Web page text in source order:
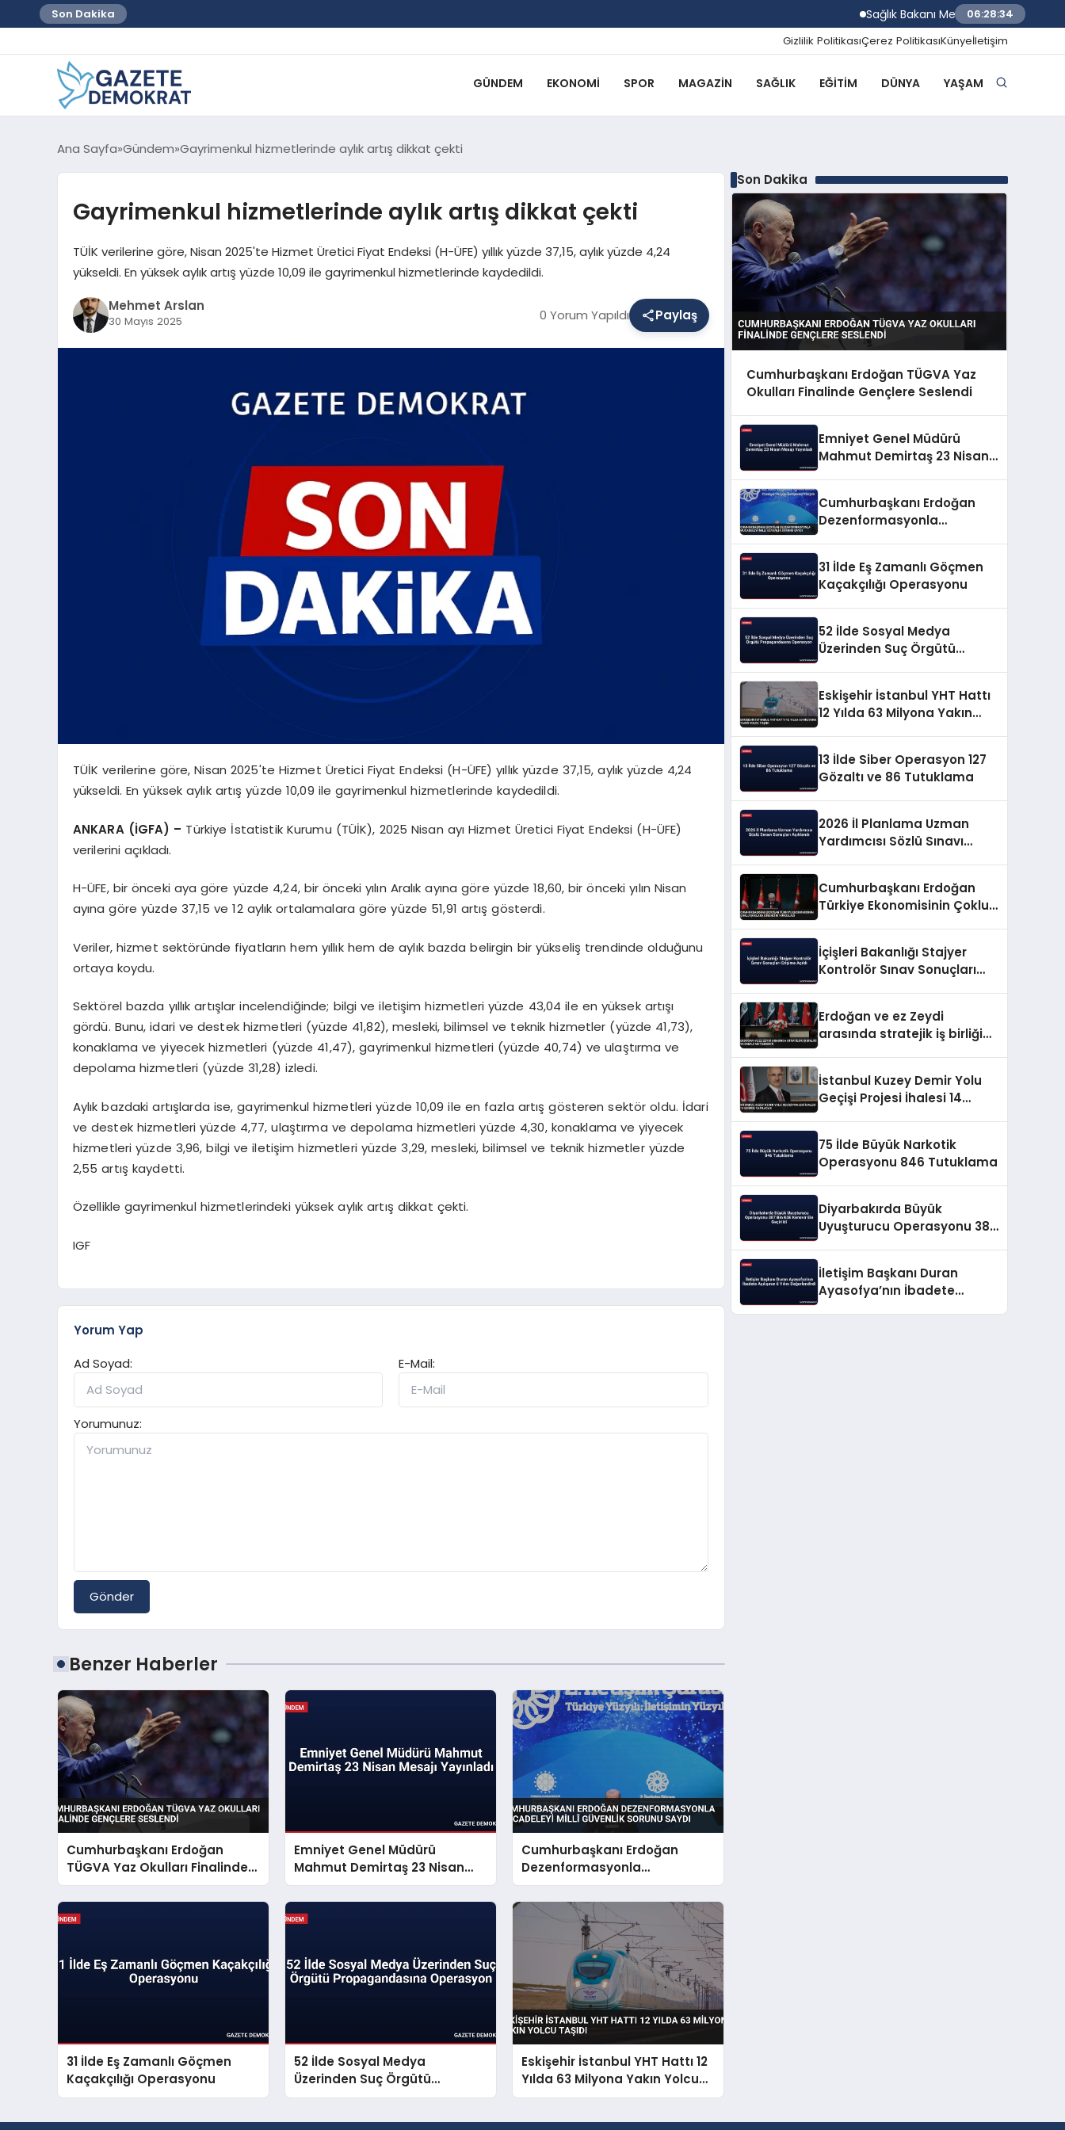
Son Dakika Sağlık Bakanı Memişoğlu Trabzon Şehir
06:28:35
Gizlilik PolitikasıÇerez PolitikasıKünyeİletişim
GÜNDEM EKONOMI SPOR MAGAZIN SAĞLIK EĞITIM DÜNYA YAŞAM
Ana Sayfa Gündem Gayrimenkul hizmetlerinde aylık artış dikkat çekti
Gayrimenkul hizmetlerinde aylık artış dikkat çekti
TÜİK verilerine göre, Nisan 2025'te Hizmet Üretici Fiyat Endeksi (H-ÜFE) yıllık yüzde 37,15, aylık yüzde 4,24
yükseldi. En yüksek aylık artış yüzde 10,09 ile gayrimenkul hizmetlerinde kaydedildi.
Mehmet Arslan
30 Mayıs 2025 0 Yorum Yapıldı Paylaş
TÜİK verilerine göre, Nisan 2025'te Hizmet Üretici Fiyat Endeksi (H-ÜFE) yıllık yüzde 37,15, aylık yüzde 4,24
yükseldi. En yüksek aylık artış yüzde 10,09 ile gayrimenkul hizmetlerinde kaydedildi.
ANKARA (İGFA) – Türkiye İstatistik Kurumu (TÜİK), 2025 Nisan ayı Hizmet Üretici Fiyat Endeksi (H-ÜFE)
verilerini açıkladı.
H-ÜFE, bir önceki aya göre yüzde 4,24, bir önceki yılın Aralık ayına göre yüzde 18,60, bir önceki yılın Nisan
ayına göre yüzde 37,15 ve 12 aylık ortalamalara göre yüzde 51,91 artış gösterdi.
Veriler, hizmet sektöründe fiyatların hem yıllık hem de aylık bazda belirgin bir yükseliş trendinde olduğunu
ortaya koydu.
Sektörel bazda yıllık artışlar incelendiğinde; bilgi ve iletişim hizmetleri yüzde 43,04 ile en yüksek artışı
gördü. Bunu, idari ve destek hizmetleri (yüzde 41,82), mesleki, bilimsel ve teknik hizmetler (yüzde 41,73),
konaklama ve yiyecek hizmetleri (yüzde 41,47), gayrimenkul hizmetleri (yüzde 40,74) ve ulaştırma ve
depolama hizmetleri (yüzde 31,28) izledi.
Aylık bazdaki artışlarda ise, gayrimenkul hizmetleri yüzde 10,09 ile en fazla artış gösteren sektör oldu. İdari
ve destek hizmetleri yüzde 4,77, ulaştırma ve depolama hizmetleri yüzde 4,30, konaklama ve yiyecek
hizmetleri yüzde 3,96, bilgi ve iletişim hizmetleri yüzde 3,29, mesleki, bilimsel ve teknik hizmetler yüzde
2,55 artış kaydetti.
Özellikle gayrimenkul hizmetlerindeki yüksek aylık artış dikkat çekti.
IGF
Yorum Yap
Ad Soyad:
E-Mail:
Yorumunuz:
Gönder
Benzer Haberler
Cumhurbaşkanı Erdoğan
TÜGVA Yaz Okulları Finalinde
Gençlere Seslendi
Emniyet Genel Müdürü
Mahmut Demirtaş 23 Nisan
Mesajı Yayınladı
Cumhurbaşkanı Erdoğan
Dezenformasyonla
Mücadeleyi Millî Güvenlik
Sorunu Saydı
31 İlde Eş Zamanlı Göçmen
Kaçakçılığı Operasyonu
52 İlde Sosyal Medya
Üzerinden Suç Örgütü
Propagandasına Operasyon
Eskişehir İstanbul YHT Hattı 12
Yılda 63 Milyona Yakın Yolcu
Taşıdı
Son Dakika
Cumhurbaşkanı Erdoğan TÜGVA Yaz
Okulları Finalinde Gençlere Seslendi
Emniyet Genel Müdürü
Mahmut Demirtaş 23 Nisan
Cumhurbaşkanı Erdoğan
Dezenformasyonla
31 İlde Eş Zamanlı Göçmen
Kaçakçılığı Operasyonu
52 İlde Sosyal Medya
Üzerinden Suç Örgütü
Eskişehir İstanbul YHT Hattı
12 Yılda 63 Milyona Yakın
13 İlde Siber Operasyon 127
Gözaltı ve 86 Tutuklama
2026 İl Planlama Uzman
Yardımcısı Sözlü Sınavı
Cumhurbaşkanı Erdoğan
Türkiye Ekonomisinin Çoklu
İçişleri Bakanlığı Stajyer
Kontrolör Sınav Sonuçları
Erdoğan ve ez Zeydi
arasında stratejik iş birliği
İstanbul Kuzey Demir Yolu
Geçişi Projesi İhalesi 14
75 İlde Büyük Narkotik
Operasyonu 846 Tutuklama
Diyarbakırda Büyük
Uyuşturucu Operasyonu 387
İletişim Başkanı Duran
Ayasofya’nın İbadete